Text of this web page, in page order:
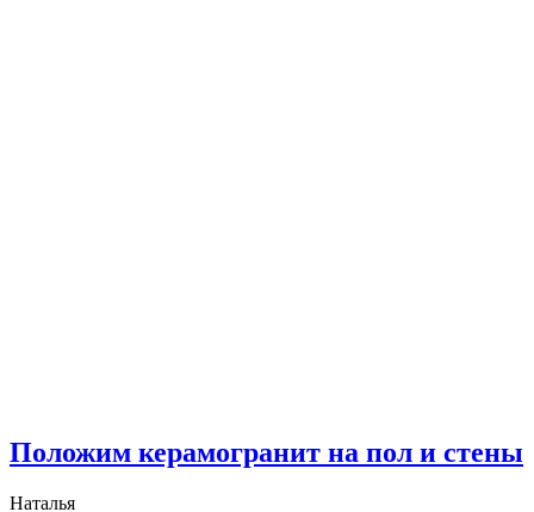
Положим керамогранит на пол и стены
Наталья